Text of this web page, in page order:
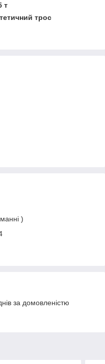
т
трос
)
за домовленістю